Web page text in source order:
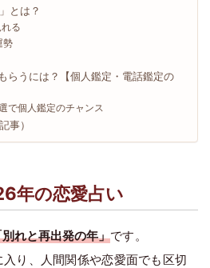
とは？
る
勢
らうには？【個人鑑定・電話鑑定の
で個人鑑定のチャンス
事）
年の恋愛占い
れと再出発の年」です。
り、人間関係や恋愛面でも区切